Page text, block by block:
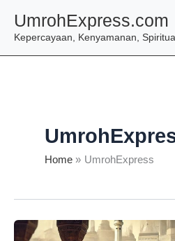
content
UmrohExpress.com
Kepercayaan, Kenyamanan,
Home UmrohExpress